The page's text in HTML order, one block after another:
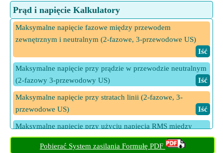
Prąd i napięcie Kalkulatory
Maksymalne napięcie fazowe między przewodem
zewnętrznym i neutralnym (2-fazowe, 3-przewodowe US)
​ Iść
Maksymalne napięcie przy prądzie w przewodzie neutralnym
(2-fazowy 3-przewodowy US)
​ Iść
Maksymalne napięcie przy stratach linii (2-fazowe, 3-
przewodowe US)
​ Iść
Maksymalne napięcie przy użyciu napięcia RMS między
przewodem zewnętrznym i neutralnym (2-fazowy 3-
przewodowy US)
Pobierać System zasilania Formułę PDF